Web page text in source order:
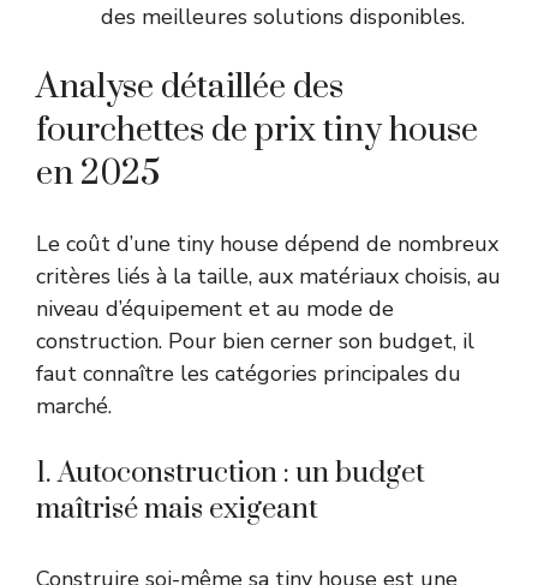
des meilleures solutions disponibles.
Analyse détaillée des
fourchettes de prix tiny house
en 2025
Le coût d’une tiny house dépend de nombreux
critères liés à la taille, aux matériaux choisis, au
niveau d’équipement et au mode de
construction. Pour bien cerner son budget, il
faut connaître les catégories principales du
marché.
1. Autoconstruction : un budget
maîtrisé mais exigeant
Construire soi-même sa tiny house est une